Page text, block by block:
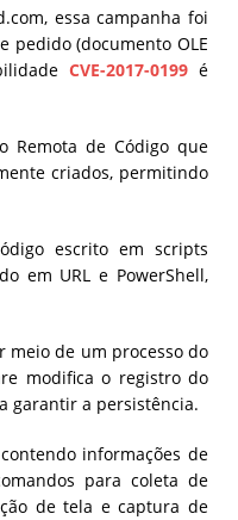
essa campanha foi
pedido (documento OLE
CVE-2017-0199 é
Remota de Código que
criados, permitindo
escrito em scripts
em URL e PowerShell,
meio de um processo do
modifica o registro do
garantir a persistência.
informações de
para coleta de
de tela e captura de